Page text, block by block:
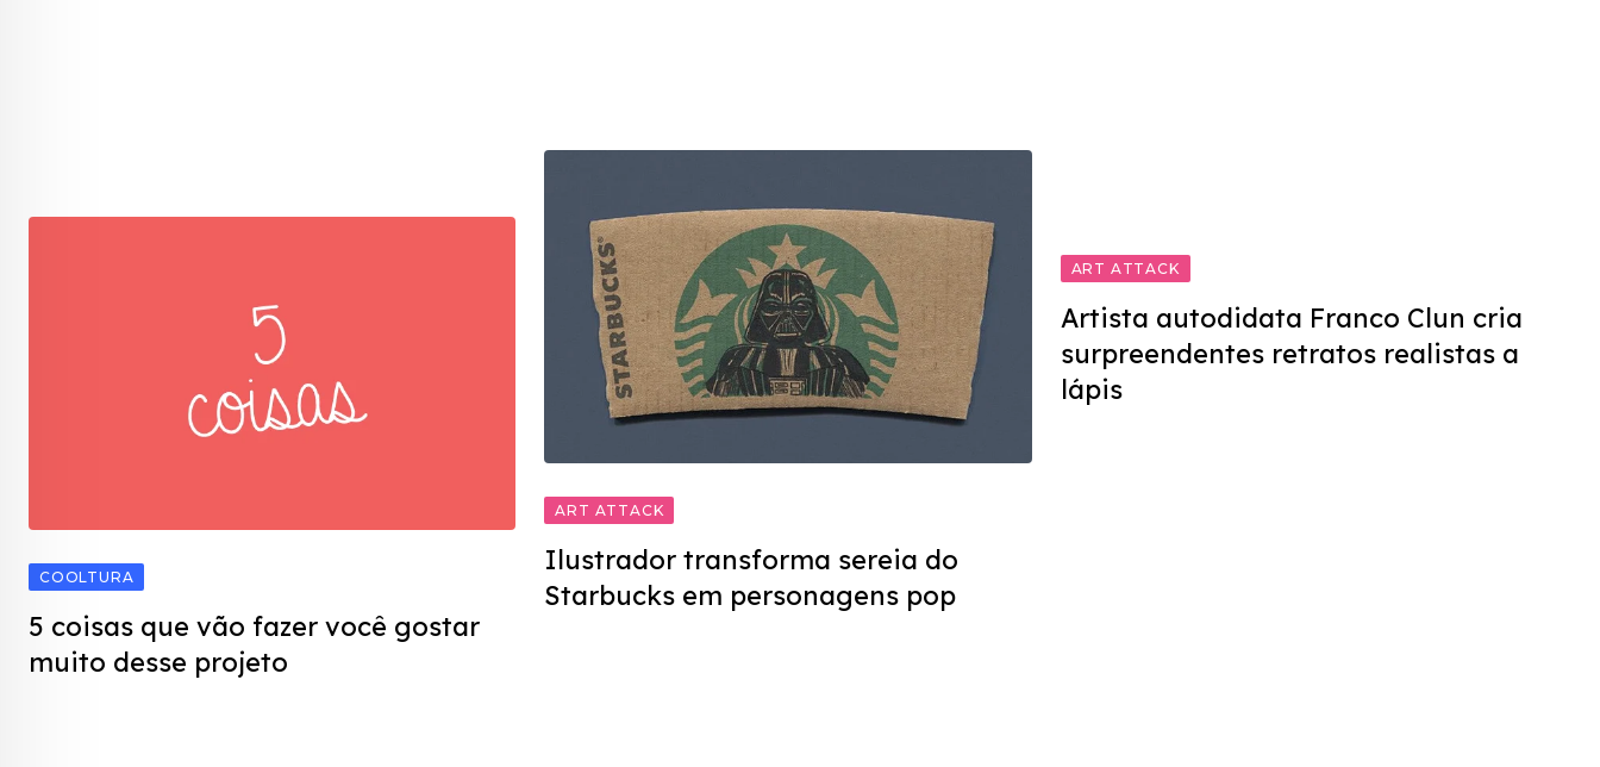
ART ATTACK
Ilustrador transforma sereia do
Starbucks em personagens pop
COOLTURA
5 coisas que vão fazer você gostar
muito desse projeto
ART ATTACK
Artista autodidata Franco Clun cria
surpreendentes retratos realistas a
lápis